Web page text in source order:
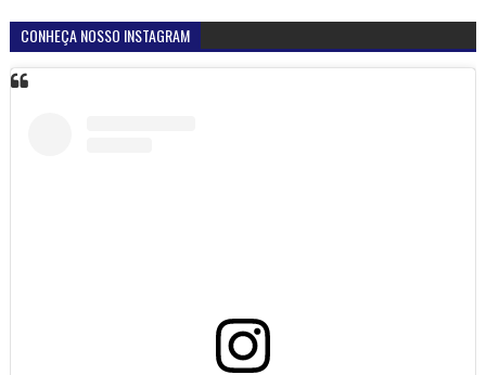
CONHEÇA NOSSO INSTAGRAM